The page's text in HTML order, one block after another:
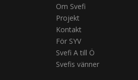
Om Svefi
Projekt
Kontakt
För SYV
Svefi A till Ö
Svefis vänner